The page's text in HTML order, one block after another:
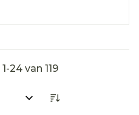
1-24 van 119